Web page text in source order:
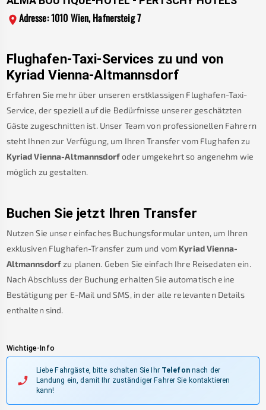
Adresse: 1010 Wien, Hafnersteig 7
Flughafen-Taxi-Services zu und von
Kyriad Vienna-Altmannsdorf
Erfahren Sie mehr über unseren erstklassigen Flughafen-Taxi-
Service, der speziell auf die Bedürfnisse unserer geschätzten
Gäste zugeschnitten ist. Unser Team von professionellen Fahrern
steht Ihnen zur Verfügung, um Ihren Transfer vom Flughafen zu
Kyriad Vienna-Altmannsdorfoder umgekehrt so angenehm wie
möglich zu gestalten.
Buchen Sie jetzt Ihren Transfer
Nutzen Sie unser einfaches Buchungsformular unten, um Ihren
exklusiven Flughafen-Transfer zum und vom Kyriad Vienna-
Altmannsdorfzu planen. Geben Sie einfach Ihre Reisedaten ein.
Nach Abschluss der Buchung erhalten Sie automatisch eine
Bestätigung per E-Mail und SMS, in der alle relevanten Details
enthalten sind.
Wichtige-Info
Liebe Fahrgäste, bitte schalten Sie Ihr Telefonnach der
Landung ein, damit Ihr zuständiger Fahrer Sie kontaktieren
kann!